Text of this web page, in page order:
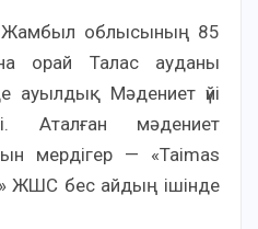
Жамбыл облысының 85
орай Талас ауданы
ауылдық Мәдениет үйі
Аталған мәдениет
мердігер — «Taimas
ЖШС бес айдың ішінде